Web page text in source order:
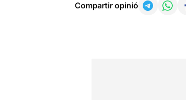
Compartir opinió